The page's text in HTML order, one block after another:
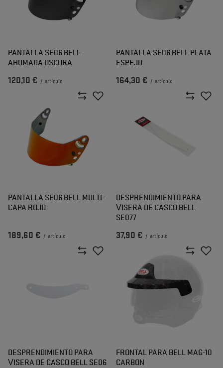
PANTALLA SE06 BELL
AHUMADA OSCURA
120,10 € / artículo
PANTALLA SE06 BELL PLATA
ESPEJO
164,30 € / artículo
PANTALLA SE06 BELL MULTI-
CAPA ROJO
189,60 € / artículo
DESPRENDIMIENTO PARA
VISERA DE CASCO BELL
SE077
37,90 € / artículo
DESPRENDIMIENTO PARA
VISERA DE CASCO BELL SE06
FRONTAL PARA BELL MAG-10
CARBON